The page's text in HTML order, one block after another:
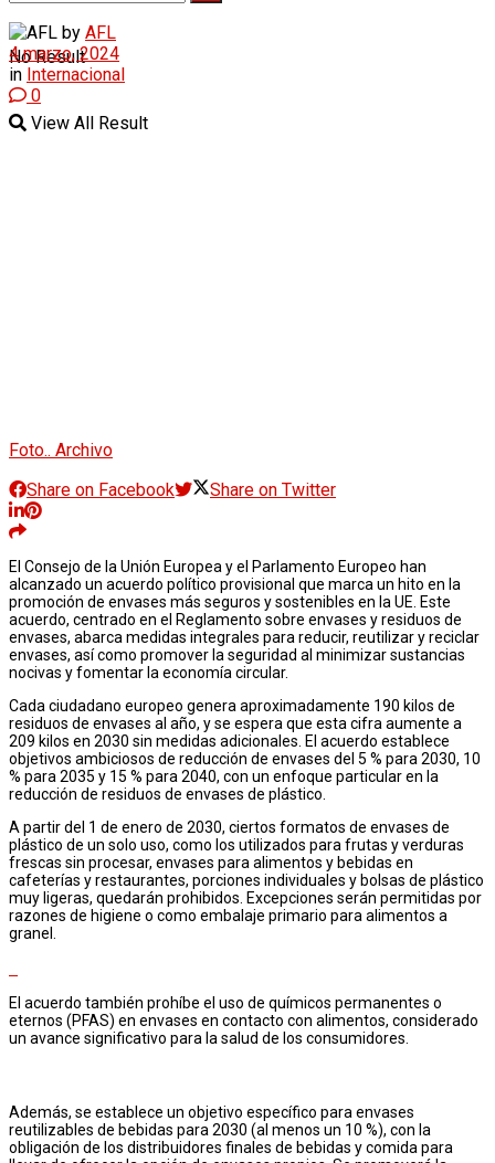
No Result
View All Result
by AFL
4 marzo, 2024
in Internacional
0
Foto.. Archivo
Share on Facebook
Share on Twitter
El Consejo de la Unión Europea y el Parlamento Europeo han
alcanzado un acuerdo político provisional que marca un hito en la
promoción de envases más seguros y sostenibles en la UE. Este
acuerdo, centrado en el Reglamento sobre envases y residuos de
envases, abarca medidas integrales para reducir, reutilizar y reciclar
envases, así como promover la seguridad al minimizar sustancias
nocivas y fomentar la economía circular.
Cada ciudadano europeo genera aproximadamente 190 kilos de
residuos de envases al año, y se espera que esta cifra aumente a
209 kilos en 2030 sin medidas adicionales. El acuerdo establece
objetivos ambiciosos de reducción de envases del 5 % para 2030, 10
% para 2035 y 15 % para 2040, con un enfoque particular en la
reducción de residuos de envases de plástico.
A partir del 1 de enero de 2030, ciertos formatos de envases de
plástico de un solo uso, como los utilizados para frutas y verduras
frescas sin procesar, envases para alimentos y bebidas en
cafeterías y restaurantes, porciones individuales y bolsas de plástico
muy ligeras, quedarán prohibidos. Excepciones serán permitidas por
razones de higiene o como embalaje primario para alimentos a
granel.
El acuerdo también prohíbe el uso de químicos permanentes o
eternos (PFAS) en envases en contacto con alimentos, considerado
un avance significativo para la salud de los consumidores.
Además, se establece un objetivo específico para envases
reutilizables de bebidas para 2030 (al menos un 10 %), con la
obligación de los distribuidores finales de bebidas y comida para